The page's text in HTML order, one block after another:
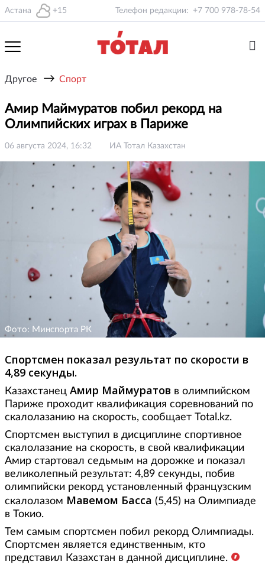
Астана +15 Телефон редакции: +7 700 978-78-54
Другое → Спорт
Амир Маймуратов побил рекорд на
Олимпийских играх в Париже
06 августа 2024, 16:32 ИА Тотал Казахстан
Фото: Минспорта РК
Спортсмен показал результат по скорости в
4,89 секунды.
Казахстанец Амир Маймуратов в олимпийском
Париже проходит квалификация соревнований по
скалолазанию на скорость, сообщает Total.kz.
Спортсмен выступил в дисциплине спортивное
скалолазание на скорость, в свой квалификации
Амир стартовал седьмым на дорожке и показал
великолепный результат: 4,89 секунды, побив
олимпийски рекорд установленный французским
скалолазом Мавемом Басса (5,45) на Олимпиаде
в Токио.
Тем самым спортсмен побил рекорд Олимпиады.
Спортсмен является единственным, кто
представил Казахстан в данной дисциплине.